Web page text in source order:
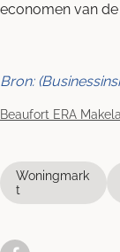
economen van de
Bron:
Beaufort ERA
Woningmark
t